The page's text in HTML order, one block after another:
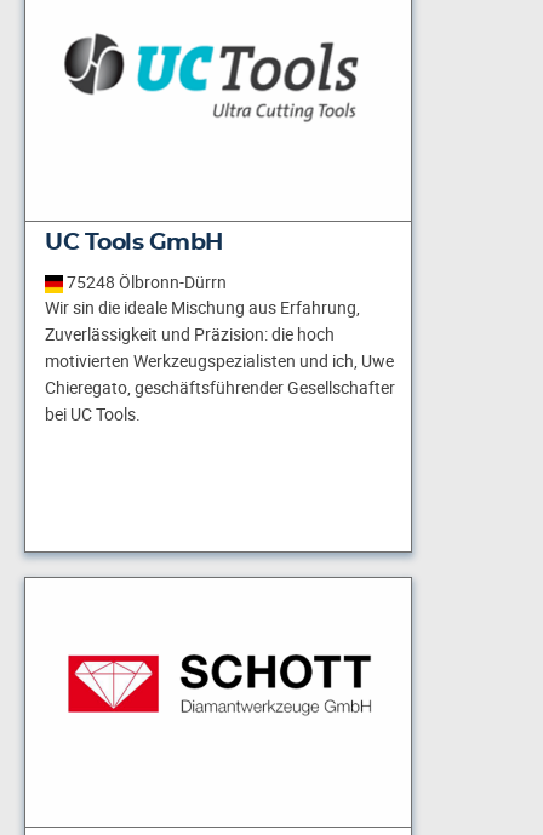
UC Tools GmbH
75248 Ölbronn-Dürrn
Wir sin die ideale Mischung aus Erfahrung,
Zuverlässigkeit und Präzision: die hoch
motivierten Werkzeugspezialisten und ich, Uwe
Chieregato, geschäftsführender Gesellschafter
bei UC Tools.